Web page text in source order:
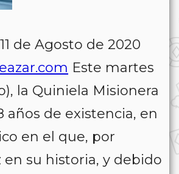
de Agosto de 2020
Este martes
la Quiniela Misionera
años de existencia, en
en el que, por
en su historia, y debido